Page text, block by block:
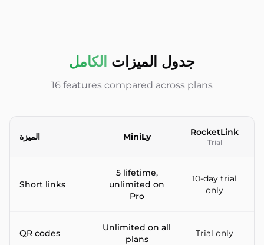
جدول الميزات الكامل
16 features compared across plans
الميزة MiniLy RocketLink
Trial
Short links
5 lifetime,
unlimited on
Pro
10-day trial
only
QR codes
Unlimited on all
plans
Trial only